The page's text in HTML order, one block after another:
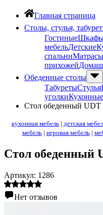
Главная страница
Столы, стулья,
Гостиные
мебельДетские
спальниМатрасы
прихожей
Обеденные столы
ТабуретыСтулья
уголки
Стол обеденный UDT
кухонная мебель | детская
мебель| игровая мебель|
Стол обеденный
Артикул: 1286
Нет отзывов